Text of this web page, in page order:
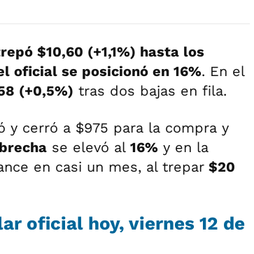
$10,60 (+1,1%) hasta los
oficial se posicionó en 16%. En el
(+0,5%) tras dos bajas en fila.
y cerró a $975 para la compra y
brecha se elevó al 16% y en la
en casi un mes, al trepar $20
oficial hoy, viernes 12 de